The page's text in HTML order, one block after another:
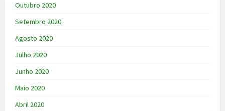
Outubro 2020
Setembro 2020
Agosto 2020
Julho 2020
Junho 2020
Maio 2020
Abril 2020